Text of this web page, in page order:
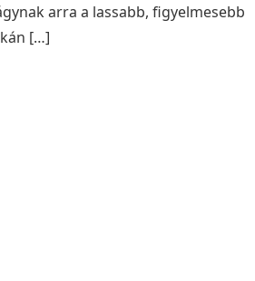
arra a lassabb, figyelmesebb
[…]